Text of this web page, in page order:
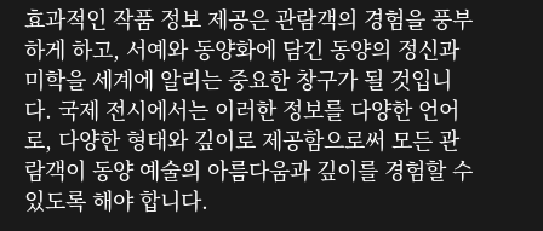
효과적인 작품 정보 제공은 관람객의 경험을 풍부
하게 하고, 서예와 동양화에 담긴 동양의 정신과
미학을 세계에 알리는 중요한 창구가 될 것입니
다. 국제 전시에서는 이러한 정보를 다양한 언어
로, 다양한 형태와 깊이로 제공함으로써 모든 관
람객이 동양 예술의 아름다움과 깊이를 경험할 수
있도록 해야 합니다.